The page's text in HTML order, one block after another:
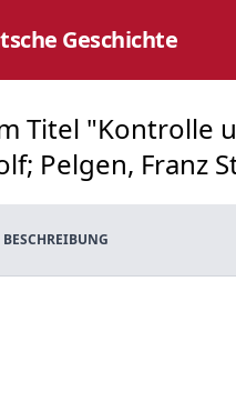
Geschichte
Titel "Kontrolle
Pelgen, Franz